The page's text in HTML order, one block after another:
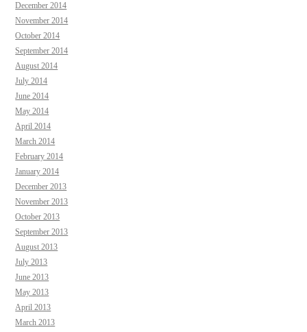
December 2014
November 2014
October 2014
September 2014
August 2014
July 2014
June 2014
May 2014
April 2014
March 2014
February 2014
January 2014
December 2013
November 2013
October 2013
September 2013
August 2013
July 2013
June 2013
May 2013
April 2013
March 2013